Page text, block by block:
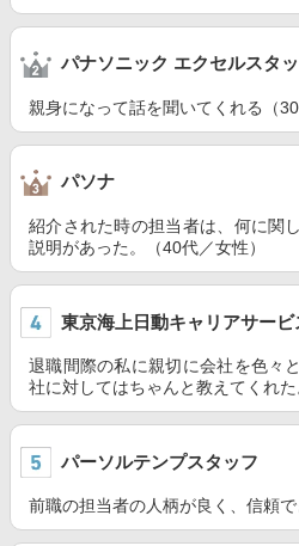
パナソニック エクセルスタ
親身になって話を聞いてくれる（30
パソナ
紹介された時の担当者は、何に関
説明があった。（40代／女性）
東京海上日動キャリアサービ
退職間際の私に親切に会社を色々
社に対してはちゃんと教えてくれた
パーソルテンプスタッフ
前職の担当者の人柄が良く、信頼で